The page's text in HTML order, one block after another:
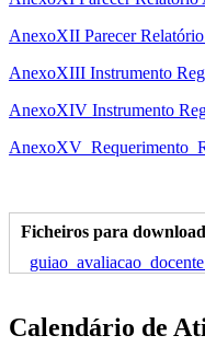
AnexoXII Parecer
AnexoXIII Instrumento
AnexoXIV Instrumento
Tabs Pagina
Ficheiros para download
Calendário de